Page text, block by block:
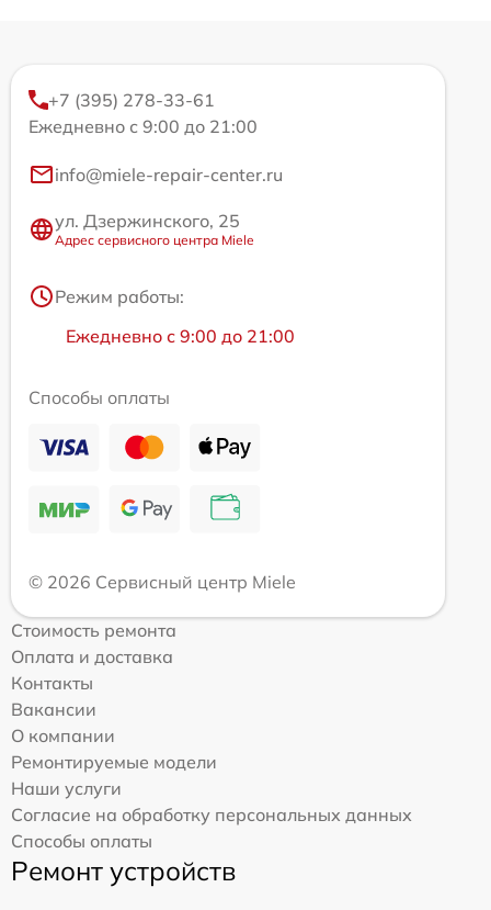
+7 (395) 278-33-61
Ежедневно с 9:00 до 21:00
info@miele-repair-center.ru
ул. Дзержинского, 25
Адрес сервисного центра Miele
Режим работы:
Ежедневно с 9:00 до 21:00
Способы оплаты
© 2026 Сервисный центр Miele
Стоимость ремонта
Оплата и доставка
Контакты
Вакансии
О компании
Ремонтируемые модели
Наши услуги
Согласие на обработку персональных данных
Способы оплаты
Ремонт устройств